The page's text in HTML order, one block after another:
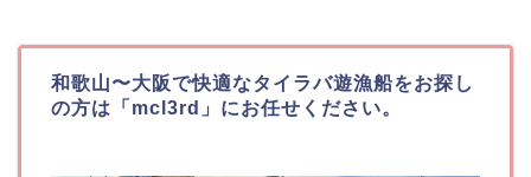
和歌山〜大阪で快適なタイラバ遊漁船をお探し
の方は「mcl3rd」にお任せください。